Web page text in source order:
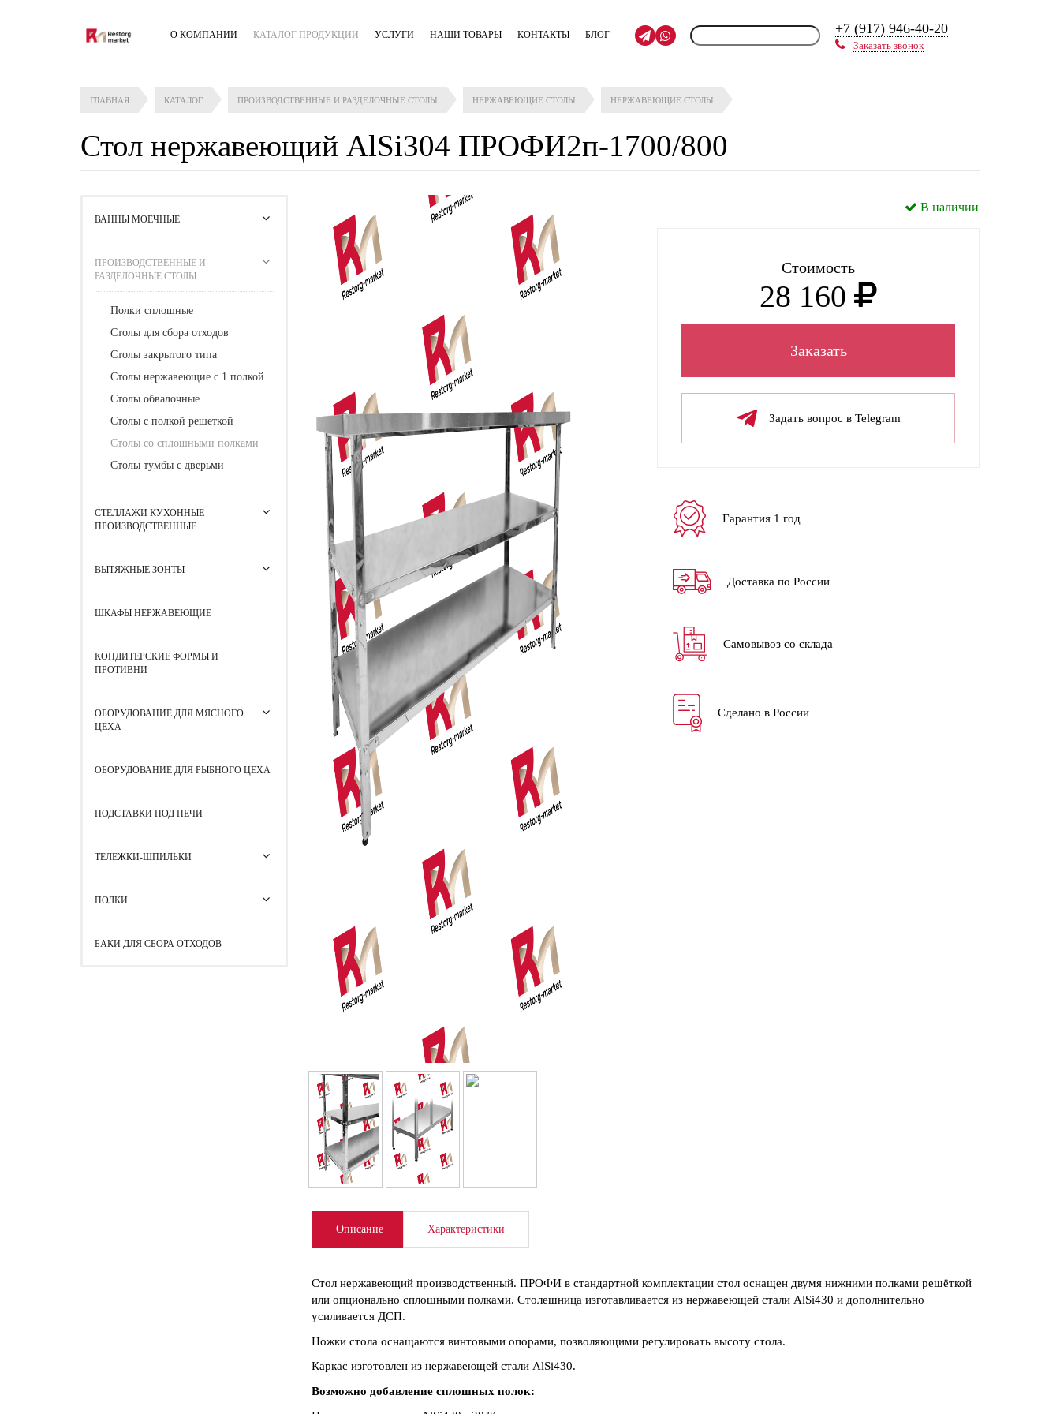
О КОМПАНИИ КАТАЛОГ ПРОДУКЦИИ УСЛУГИ НАШИ ТОВАРЫ КОНТАКТЫ БЛОГ +7 (917) 946-40-20
Заказать звонок
ГЛАВНАЯ КАТАЛОГ ПРОИЗВОДСТВЕННЫЕ И РАЗДЕЛОЧНЫЕ СТОЛЫ НЕРЖАВЕЮЩИЕ СТОЛЫ НЕРЖАВЕЮЩИЕ СТОЛЫ
Стол нержавеющий AlSi304 ПРОФИ2п-1700/800
ВАННЫ МОЕЧНЫЕ
ПРОИЗВОДСТВЕННЫЕ И
РАЗДЕЛОЧНЫЕ СТОЛЫ
Полки сплошные
Столы для сбора отходов
Столы закрытого типа
Столы нержавеющие с 1 полкой
Столы обвалочные
Столы с полкой решеткой
Столы со сплошными полками
Столы тумбы с дверьми
СТЕЛЛАЖИ КУХОННЫЕ
ПРОИЗВОДСТВЕННЫЕ
ВЫТЯЖНЫЕ ЗОНТЫ
ШКАФЫ НЕРЖАВЕЮЩИЕ
КОНДИТЕРСКИЕ ФОРМЫ И
ПРОТИВНИ
ОБОРУДОВАНИЕ ДЛЯ МЯСНОГО
ЦЕХА
ОБОРУДОВАНИЕ ДЛЯ РЫБНОГО ЦЕХА
ПОДСТАВКИ ПОД ПЕЧИ
ТЕЛЕЖКИ-ШПИЛЬКИ
ПОЛКИ
БАКИ ДЛЯ СБОРА ОТХОДОВ
В наличии
Стоимость
28 160
Заказать
Задать вопрос в Telegram
Гарантия 1 год
Доставка по России
Самовывоз со склада
Сделано в России
Описание Характеристики
Стол нержавеющий производственный. ПРОФИ в стандартной комплектации стол оснащен двумя нижними полками решёткой
или опционально сплошными полками. Столешница изготавливается из нержавеющей стали AlSi430 и дополнительно
усиливается ДСП.
Ножки стола оснащаются винтовыми опорами, позволяющими регулировать высоту стола.
Каркас изготовлен из нержавеющей стали AlSi430.
Возможно добавление сплошных полок: